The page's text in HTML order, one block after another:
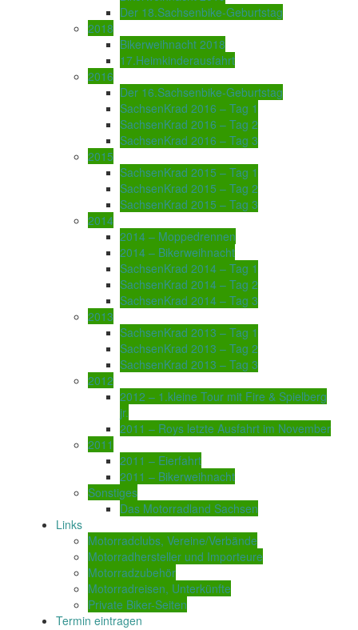
Der 18.Sachsenbike-Geburtstag
2018
Bikerweihnacht 2018
17.Heimkinderausfahrt
2016
Der 16.Sachsenbike-Geburtstag
SachsenKrad 2016 – Tag 1
SachsenKrad 2016 – Tag 2
SachsenKrad 2016 – Tag 3
2015
SachsenKrad 2015 – Tag 1
SachsenKrad 2015 – Tag 2
SachsenKrad 2015 – Tag 3
2014
2014 – Moppedrennen
2014 – Bikerweihnacht
SachsenKrad 2014 – Tag 1
SachsenKrad 2014 – Tag 2
SachsenKrad 2014 – Tag 3
2013
SachsenKrad 2013 – Tag 1
SachsenKrad 2013 – Tag 2
SachsenKrad 2013 – Tag 3
2012
2012 – 1.kleine Tour mit Fire & Spielberg
jr.
2011 – Roys letzte Ausfahrt im November
2011
2011 – Eierfahrt
2011 – Bikerweihnacht
Sonstiges
Das Motorradland Sachsen
Links
Motorradclubs, Vereine/Verbände
Motorradhersteller und Importeure
Motorradzubehör
Motorradreisen, Unterkünfte
Private Biker-Seiten
Termin eintragen